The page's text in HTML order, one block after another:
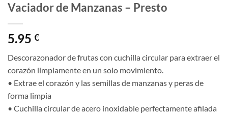
Vaciador de Manzanas – Presto
5.95 €
Descorazonador de frutas con cuchilla circular para extraer el
corazón limpiamente en un solo movimiento.
• Extrae el corazón y las semillas de manzanas y peras de
forma limpia
• Cuchilla circular de acero inoxidable perfectamente afilada